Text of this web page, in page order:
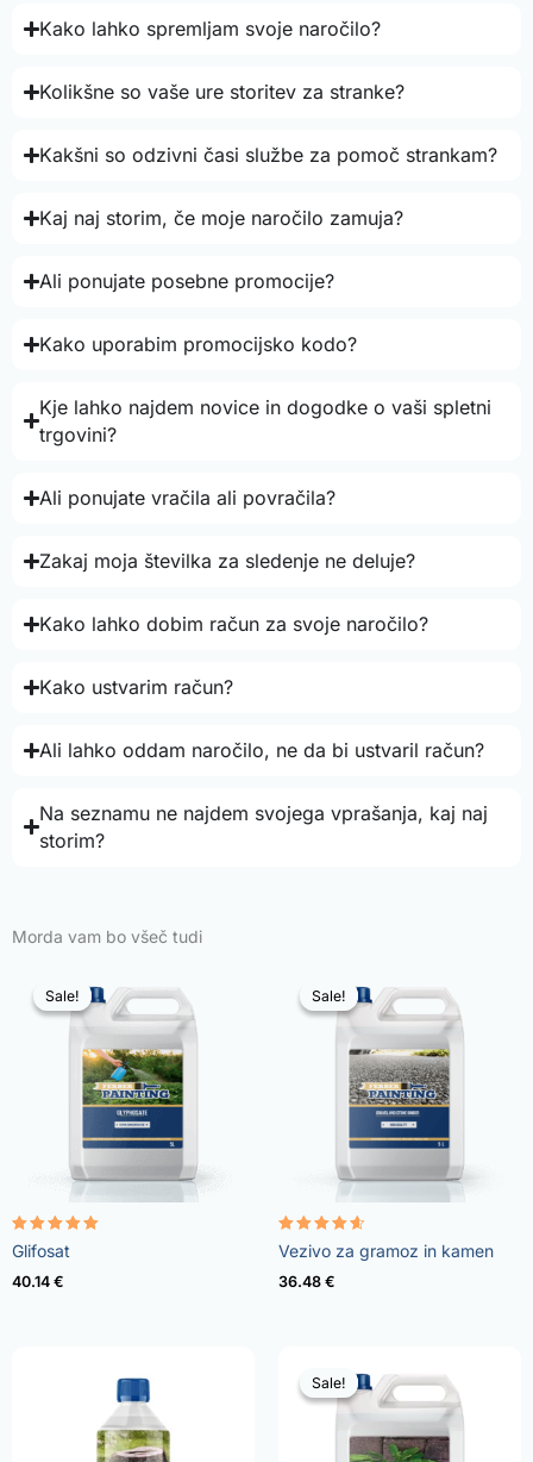
Kako lahko spremljam svoje naročilo?
Kolikšne so vaše ure storitev za stranke?
Kakšni so odzivni časi službe za pomoč strankam?
Kaj naj storim, če moje naročilo zamuja?
Ali ponujate posebne promocije?
Kako uporabim promocijsko kodo?
Kje lahko najdem novice in dogodke o vaši spletni
trgovini?
Ali ponujate vračila ali povračila?
Zakaj moja številka za sledenje ne deluje?
Kako lahko dobim račun za svoje naročilo?
Kako ustvarim račun?
Ali lahko oddam naročilo, ne da bi ustvaril račun?
Na seznamu ne najdem svojega vprašanja, kaj naj
storim?
Morda vam bo všeč tudi
Sale!
Sale!
Ocenjeno
4.96
od 5
Glifosat
40.14 €
Sale!
Sale!
Ocenjeno
4.57
od 5
Vezivo za gramoz in kamen
36.48 €
Sale!
Sale!